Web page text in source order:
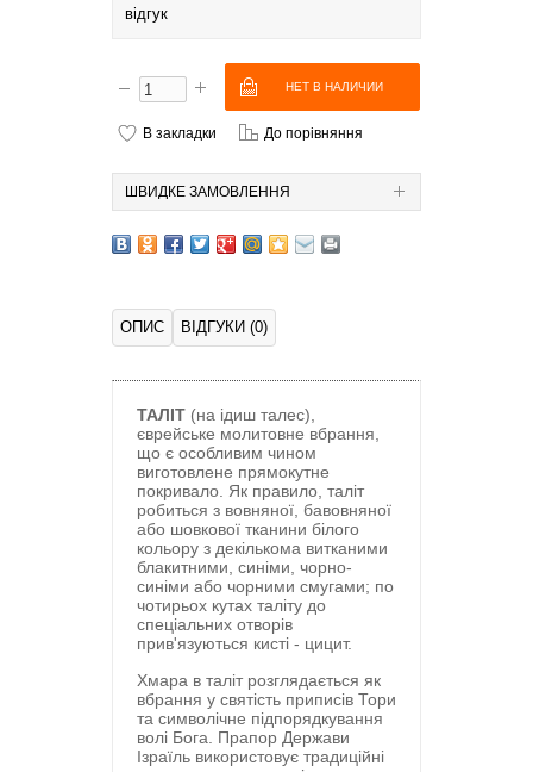
відгук
В закладки До порівняння
ШВИДКЕ ЗАМОВЛЕННЯ
ОПИС ВІДГУКИ (0)
ТАЛІТ (на ідиш талес),
єврейське молитовне вбрання,
що є особливим чином
виготовлене прямокутне
покривало. Як правило, таліт
робиться з вовняної, бавовняної
або шовкової тканини білого
кольору з декількома витканими
блакитними, синіми, чорно-
синіми або чорними смугами; по
чотирьох кутах таліту до
спеціальних отворів
прив'язуються кисті - цицит.
Хмара в таліт розглядається як
вбрання у святість приписів Тори
та символічне підпорядкування
волі Бога. Прапор Держави
Ізраїль використовує традиційні